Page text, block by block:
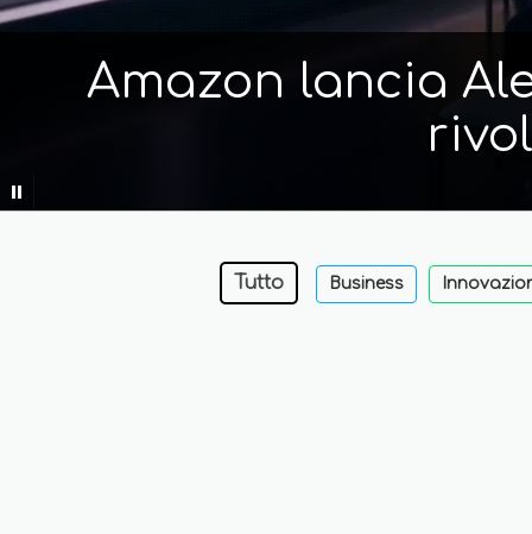
Amazon lancia
Tutto Business